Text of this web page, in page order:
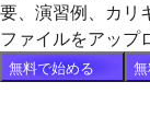
要、演習例、カリ
ファイルをアップ
無料で始める